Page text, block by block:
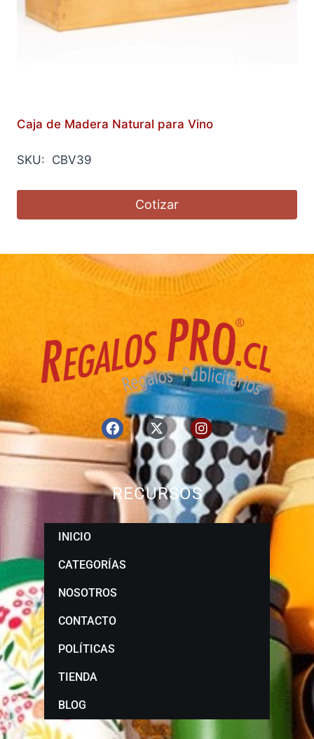
Caja de Madera Natural para Vino
SKU: CBV39
Cotizar
RECURSOS
INICIO
CATEGORÍAS
NOSOTROS
CONTACTO
POLÍTICAS
TIENDA
BLOG